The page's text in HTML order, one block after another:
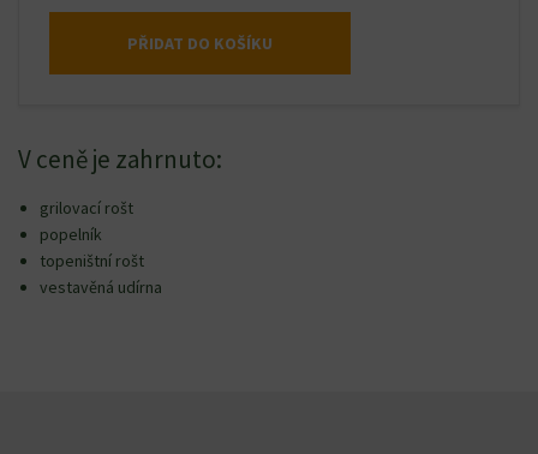
PŘIDAT DO KOŠÍKU
V ceně je zahrnuto:
grilovací rošt
popelník
topeništní rošt
vestavěná udírna